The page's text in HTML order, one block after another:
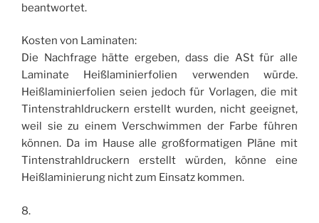
beantwortet.
Kosten von Laminaten:
Die Nachfrage hätte ergeben, dass die ASt für alle
Laminate Heißlaminierfolien verwenden würde.
Heißlaminierfolien seien jedoch für Vorlagen, die mit
Tintenstrahldruckern erstellt wurden, nicht geeignet,
weil sie zu einem Verschwimmen der Farbe führen
können. Da im Hause alle großformatigen Pläne mit
Tintenstrahldruckern erstellt würden, könne eine
Heißlaminierung nicht zum Einsatz kommen.
8.